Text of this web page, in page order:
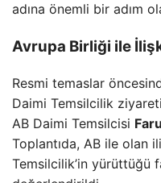
adına önemli bir adım
Avrupa Birliği ile
Resmi temaslar
Daimi Temsilcilik
AB Daimi Temsilcisi
Toplantıda, AB ile olan
Temsilcilik’in yürüttüğü